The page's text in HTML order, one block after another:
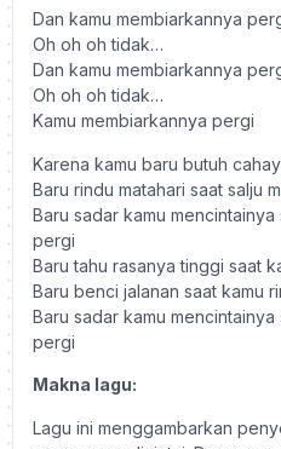
Dan kamu membiarkannya
Oh oh oh tidak…
Dan kamu membiarkannya
Oh oh oh tidak…
Kamu membiarkannya pergi
Karena kamu baru butuh
Baru rindu matahari saat salju
Baru sadar kamu
pergi
Baru tahu rasanya tinggi saat
Baru benci jalanan saat kamu
Baru sadar kamu
pergi
Makna lagu:
Lagu ini menggambarkan